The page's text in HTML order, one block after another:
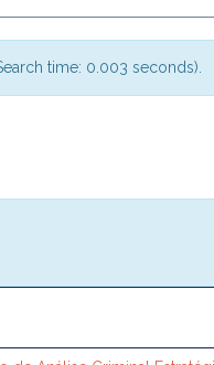
time: 0.003 seconds).